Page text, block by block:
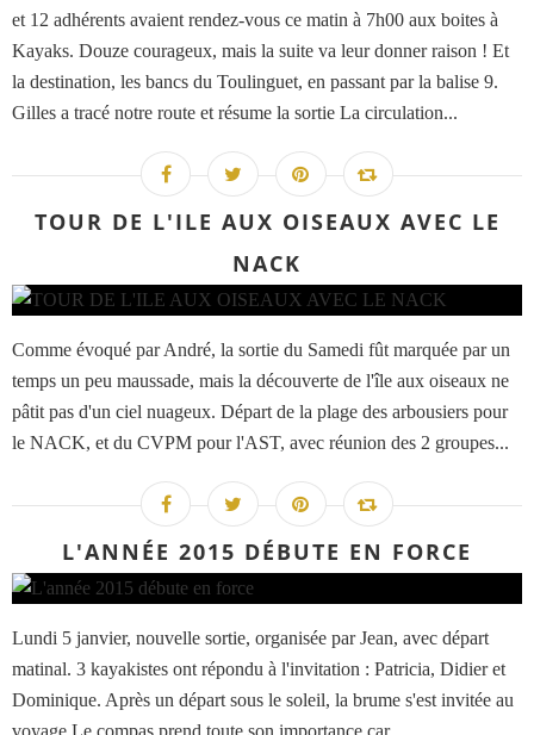
et 12 adhérents avaient rendez-vous ce matin à 7h00 aux boites à
Kayaks. Douze courageux, mais la suite va leur donner raison ! Et
la destination, les bancs du Toulinguet, en passant par la balise 9.
Gilles a tracé notre route et résume la sortie La circulation...
TOUR DE L'ILE AUX OISEAUX AVEC LE
NACK
Comme évoqué par André, la sortie du Samedi fût marquée par un
temps un peu maussade, mais la découverte de l'île aux oiseaux ne
pâtit pas d'un ciel nuageux. Départ de la plage des arbousiers pour
le NACK, et du CVPM pour l'AST, avec réunion des 2 groupes...
L'ANNÉE 2015 DÉBUTE EN FORCE
Lundi 5 janvier, nouvelle sortie, organisée par Jean, avec départ
matinal. 3 kayakistes ont répondu à l'invitation : Patricia, Didier et
Dominique. Après un départ sous le soleil, la brume s'est invitée au